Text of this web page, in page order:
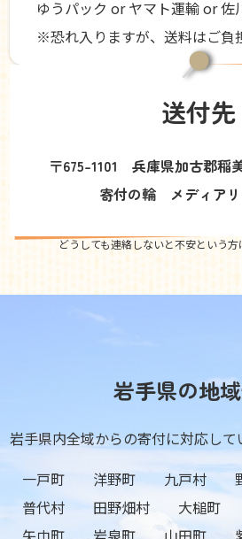
ゆうパック or ヤマト運輸 or 佐
※恐れ入りますが、送料はご負
送付先
〒675-1101 兵庫県加古郡稲
寄付の輪 メディア
どうしても連絡しないと不安という方
岩手県の地
岩手県内全域からの寄付に対応して
一戸町
洋野町 九戸村
普代村
田野畑村 大槌町